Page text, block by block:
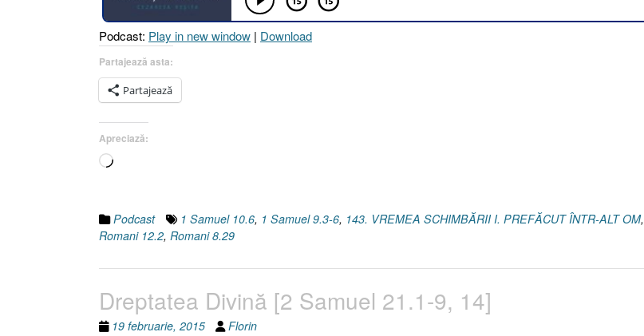
Podcast: Play in new window | Download
Partajează asta:
Partajează
Apreciază:
Încarc...
Podcast 1 Samuel 10.6, 1 Samuel 9.3-6, 143. VREMEA SCHIMBĂRII I. PREFĂCUT ÎNTR-ALT OM,
Romani 12.2, Romani 8.29
Dreptatea Divină [2 Samuel 21.1-9, 14]
19 februarie, 2015 Florin